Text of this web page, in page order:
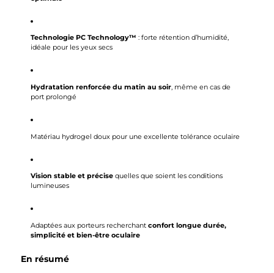
Technologie PC Technology™ : forte rétention d’humidité,
idéale pour les yeux secs
Hydratation renforcée du matin au soir, même en cas de
port prolongé
Matériau hydrogel doux pour une excellente tolérance oculaire
Vision stable et précise quelles que soient les conditions
lumineuses
Adaptées aux porteurs recherchant confort longue durée,
simplicité et bien-être oculaire
En résumé